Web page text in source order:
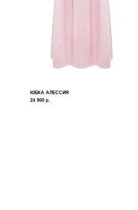
ЮБКА АЛЕССИЯ
24 900 р.
НА EMAIL РАССЫЛКИ
получать полезные